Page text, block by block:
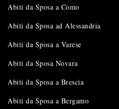
Abiti da Sposa a Como
Abiti da Sposa ad Alessandria
Abiti da Sposa a Varese
Abiti da Sposa Novara
Abiti da Sposa a Brescia
Abiti da Sposa a Bergamo